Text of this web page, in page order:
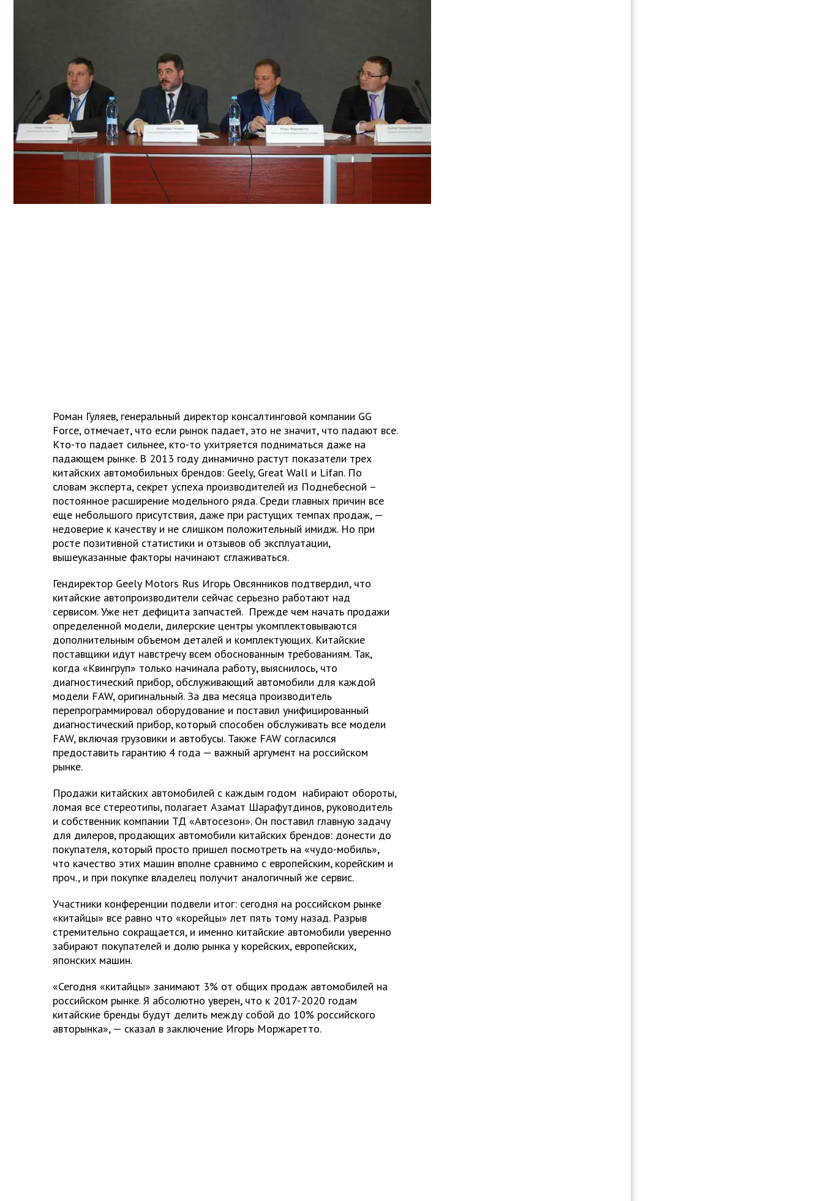
Роман Гуляев, генеральный директор консалтинговой компании GG
Force, отмечает, что если рынок падает, это не значит, что падают все.
Кто-то падает сильнее, кто-то ухитряется подниматься даже на
падающем рынке. В 2013 году динамично растут показатели трех
китайских автомобильных брендов: Geely, Great Wall и Lifan. По
словам эксперта, секрет успеха производителей из Поднебесной –
постоянное расширение модельного ряда. Среди главных причин все
еще небольшого присутствия, даже при растущих темпах продаж, —
недоверие к качеству и не слишком положительный имидж. Но при
росте позитивной статистики и отзывов об эксплуатации,
вышеуказанные факторы начинают сглаживаться.
Гендиректор Geely Motors Rus Игорь Овсянников подтвердил, что
китайские автопроизводители сейчас серьезно работают над
сервисом. Уже нет дефицита запчастей. Прежде чем начать продажи
определенной модели, дилерские центры укомплектовываются
дополнительным объемом деталей и комплектующих. Китайские
поставщики идут навстречу всем обоснованным требованиям. Так,
когда «Квингруп» только начинала работу, выяснилось, что
диагностический прибор, обслуживающий автомобили для каждой
модели FAW, оригинальный. За два месяца производитель
перепрограммировал оборудование и поставил унифицированный
диагностический прибор, который способен обслуживать все модели
FAW, включая грузовики и автобусы. Также FAW согласился
предоставить гарантию 4 года — важный аргумент на российском
рынке.
Продажи китайских автомобилей с каждым годом набирают обороты,
ломая все стереотипы, полагает Азамат Шарафутдинов, руководитель
и собственник компании ТД «Автосезон». Он поставил главную задачу
для дилеров, продающих автомобили китайских брендов: донести до
покупателя, который просто пришел посмотреть на «чудо-мобиль»,
что качество этих машин вполне сравнимо с европейским, корейским и
проч., и при покупке владелец получит аналогичный же сервис.
Участники конференции подвели итог: сегодня на российском рынке
«китайцы» все равно что «корейцы» лет пять тому назад. Разрыв
стремительно сокращается, и именно китайские автомобили уверенно
забирают покупателей и долю рынка у корейских, европейских,
японских машин.
«Сегодня «китайцы» занимают 3% от общих продаж автомобилей на
российском рынке. Я абсолютно уверен, что к 2017-2020 годам
китайские бренды будут делить между собой до 10% российского
авторынка», — сказал в заключение Игорь Моржаретто.